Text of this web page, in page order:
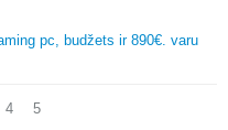
pc, budžets ir 890€. varu
4 5